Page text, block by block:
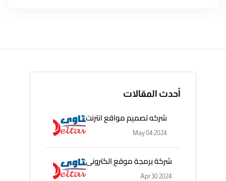
أحدث المقالات
شركه تصميم مواقع انترنت
May 04 2024
شركة برمجة موقع الكترونى
Apr 30 2024